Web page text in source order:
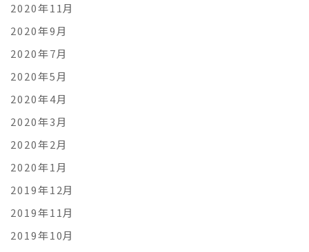
2020年11月
2020年9月
2020年7月
2020年5月
2020年4月
2020年3月
2020年2月
2020年1月
2019年12月
2019年11月
2019年10月